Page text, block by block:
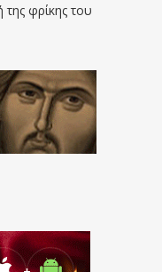
φρίκης του